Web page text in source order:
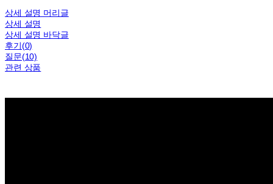
상세 설명 머리글
상세 설명
상세 설명 바닥글
후기(0)
질문(10)
관련 상품